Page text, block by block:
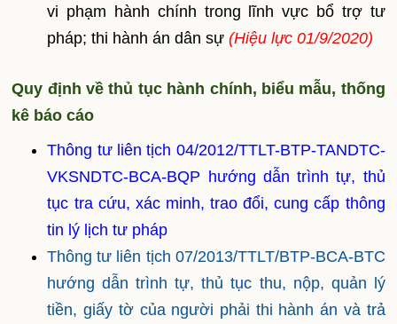
vi phạm hành chính trong lĩnh vực bổ trợ tư
pháp; thi hành án dân sự(Hiệu lực 01/9/2020)
Quy định về thủ tục hành chính, biểu mẫu, thống
kê báo cáo
Thông tư liên tịch 04/2012/TTLT-BTP-TANDTC-
VKSNDTC-BCA-BQP hướng dẫn trình tự, thủ
tục tra cứu, xác minh, trao đổi, cung cấp thông
tin lý lịch tư pháp
Thông tư liên tịch 07/2013/TTLT/BTP-BCA-BTC
hướng dẫn trình tự, thủ tục thu, nộp, quản lý
tiền, giấy tờ của người phải thi hành án và trả